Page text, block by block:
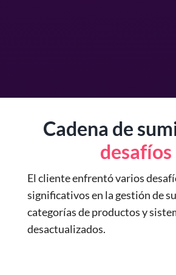
Cadena de
desafíos
El cliente enfrentó varios
significativos en la gestión de
categorías de productos y
desactualizados.